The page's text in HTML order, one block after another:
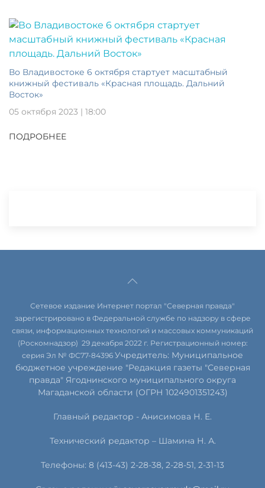
Во Владивостоке 6 октября стартует масштабный
книжный фестиваль «Красная площадь. Дальний
Восток»
05 октября 2023 | 18:00
ПОДРОБНЕЕ
Сетевое издание Интернет портал "Северная правда"
зарегистрировано в Федеральной службе по надзору в сфере
связи, информационных технологий и массовых коммуникаций
(Роскомнадзор) 29 декабря 2022 г. Регистрационный номер:
серия Эл № ФС77-84396 Учредитель: Муниципальное
бюджетное учреждение "Редакция газеты "Северная
правда" Ягоднинского муниципального округа
Магаданской области (ОГРН 1024901351243)
Главный редактор - Анисимова Н. Е.
Технический редактор – Шамина Н. А.
Телефоны: 8 (413-43) 2-28-38, 2-28-51, 2-31-13